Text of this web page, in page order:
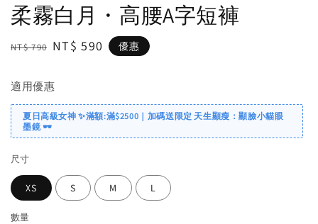
柔霧白月・高腰A字短褲
Regular
NT$ 790 Sale
NT$ 590 優惠
適用優惠
夏日高級女神 ✨滿額:滿$2500｜加碼送限定 天生顯瘦：顯臉小貓眼
墨鏡 🕶️
尺寸
XS S M L
數量